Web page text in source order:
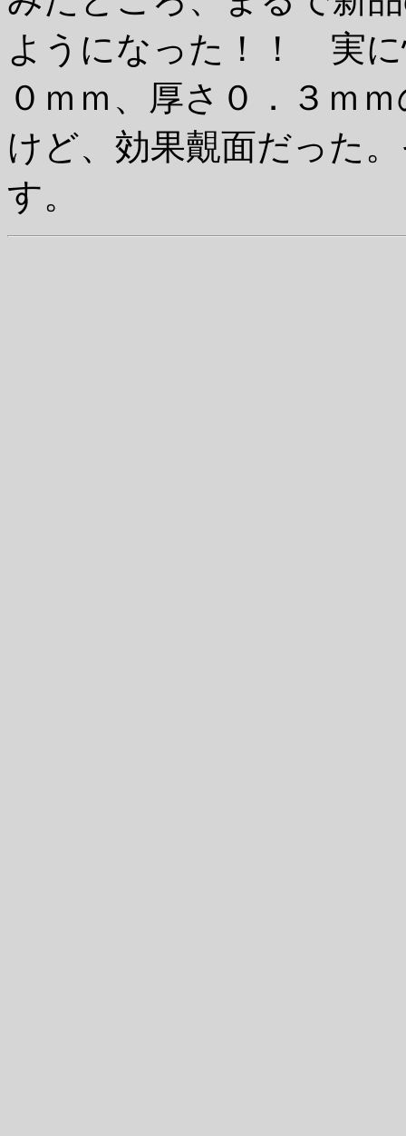
ようになった！！ 実
０ｍｍ、厚さ０．３ｍ
けど、効果覿面だった
す。